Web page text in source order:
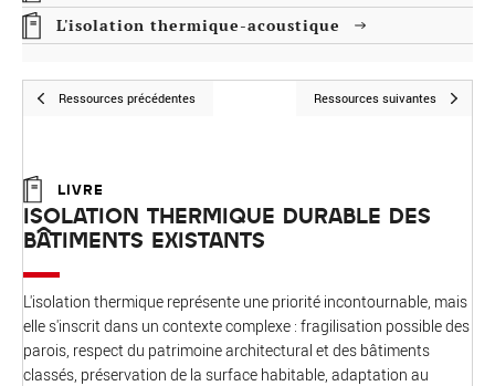
L'isolation thermique-acoustique
Ressources précédentes Ressources suivantes
LIVRE
ISOLATION THERMIQUE DURABLE DES
BÂTIMENTS EXISTANTS
L'isolation thermique représente une priorité incontournable, mais
elle s'inscrit dans un contexte complexe : fragilisation possible des
parois, respect du patrimoine architectural et des bâtiments
classés, préservation de la surface habitable, adaptation au